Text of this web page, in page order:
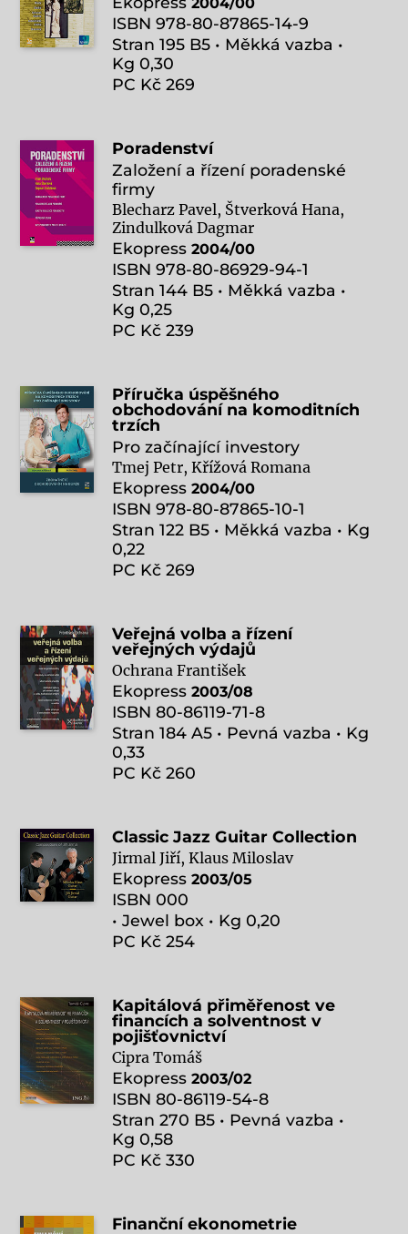
ISBN 978-80-87865-14-9
Stran 195 B5 • Měkká vazba •
Kg 0,30
PC Kč 269
Poradenství
Založení a řízení poradenské
firmy
Blecharz Pavel, Štverková Hana,
Zindulková Dagmar
Ekopress 2004/00
ISBN 978-80-86929-94-1
Stran 144 B5 • Měkká vazba •
Kg 0,25
PC Kč 239
Příručka úspěšného
obchodování na komoditních
trzích
Pro začínající investory
Tmej Petr, Křížová Romana
Ekopress 2004/00
ISBN 978-80-87865-10-1
Stran 122 B5 • Měkká vazba • Kg
0,22
PC Kč 269
Veřejná volba a řízení
veřejných výdajů
Ochrana František
Ekopress 2003/08
ISBN 80-86119-71-8
Stran 184 A5 • Pevná vazba • Kg
0,33
PC Kč 260
Classic Jazz Guitar Collection
Jirmal Jiří, Klaus Miloslav
Ekopress 2003/05
ISBN 000
• Jewel box • Kg 0,20
PC Kč 254
Kapitálová přiměřenost ve
financích a solventnost v
pojišťovnictví
Cipra Tomáš
Ekopress 2003/02
ISBN 80-86119-54-8
Stran 270 B5 • Pevná vazba •
Kg 0,58
PC Kč 330
Finanční ekonometrie